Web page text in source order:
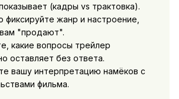
(кадры vs трактовка).
фиксируйте жанр и настроение,
"продают".
какие вопросы трейлер
оставляет без ответа.
вашу интерпретацию намёков с
фильма.